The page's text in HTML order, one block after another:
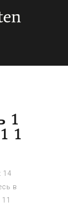
1
1
14
в